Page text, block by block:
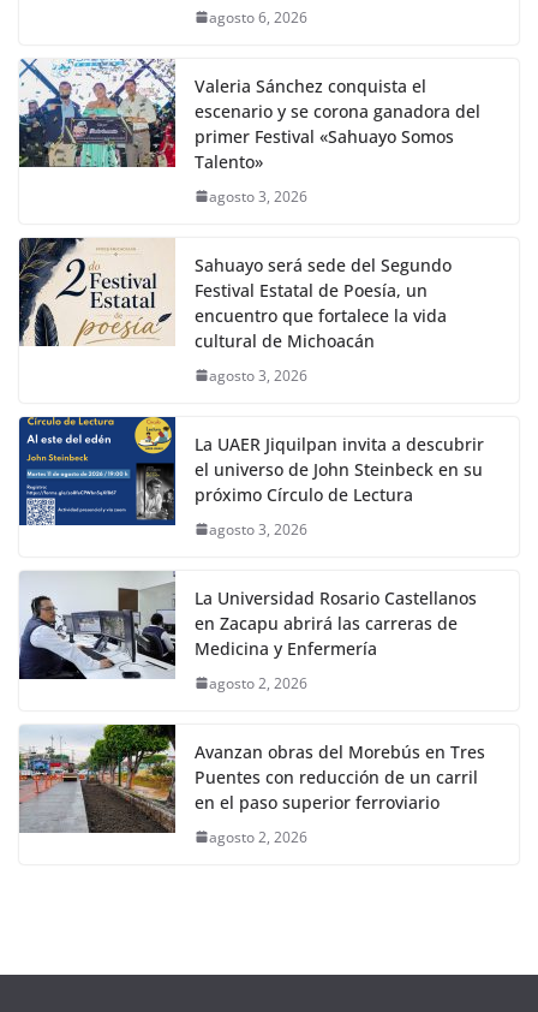
agosto 6, 2026
Valeria Sánchez conquista el
escenario y se corona ganadora del
primer Festival «Sahuayo Somos
Talento»
agosto 3, 2026
Sahuayo será sede del Segundo
Festival Estatal de Poesía, un
encuentro que fortalece la vida
cultural de Michoacán
agosto 3, 2026
La UAER Jiquilpan invita a descubrir
el universo de John Steinbeck en su
próximo Círculo de Lectura
agosto 3, 2026
La Universidad Rosario Castellanos
en Zacapu abrirá las carreras de
Medicina y Enfermería
agosto 2, 2026
Avanzan obras del Morebús en Tres
Puentes con reducción de un carril
en el paso superior ferroviario
agosto 2, 2026